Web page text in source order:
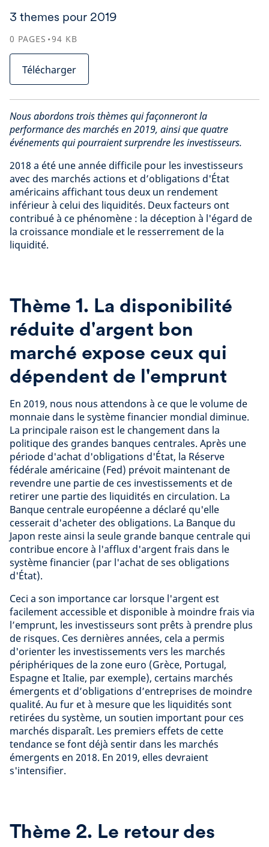
3 themes pour 2019
0 PAGES 94 KB
Télécharger
Nous abordons trois thèmes qui façonneront la
performance des marchés en 2019, ainsi que quatre
événements qui pourraient surprendre les investisseurs.
2018 a été une année difficile pour les investisseurs
avec des marchés actions et d’obligations d'État
américains affichant tous deux un rendement
inférieur à celui des liquidités. Deux facteurs ont
contribué à ce phénomène : la déception à l'égard de
la croissance mondiale et le resserrement de la
liquidité.
Thème 1. La disponibilité
réduite d'argent bon
marché expose ceux qui
dépendent de l'emprunt
En 2019, nous nous attendons à ce que le volume de
monnaie dans le système financier mondial diminue.
La principale raison est le changement dans la
politique des grandes banques centrales. Après une
période d'achat d'obligations d'État, la Réserve
fédérale américaine (Fed) prévoit maintenant de
revendre une partie de ces investissements et de
retirer une partie des liquidités en circulation. La
Banque centrale européenne a déclaré qu'elle
cesserait d'acheter des obligations. La Banque du
Japon reste ainsi la seule grande banque centrale qui
contribue encore à l'afflux d'argent frais dans le
système financier (par l'achat de ses obligations
d'État).
Ceci a son importance car lorsque l'argent est
facilement accessible et disponible à moindre frais via
l’emprunt, les investisseurs sont prêts à prendre plus
de risques. Ces dernières années, cela a permis
d'orienter les investissements vers les marchés
périphériques de la zone euro (Grèce, Portugal,
Espagne et Italie, par exemple), certains marchés
émergents et d’obligations d’entreprises de moindre
qualité. Au fur et à mesure que les liquidités sont
retirées du système, un soutien important pour ces
marchés disparaît. Les premiers effets de cette
tendance se font déjà sentir dans les marchés
émergents en 2018. En 2019, elles devraient
s'intensifier.
Thème 2. Le retour des